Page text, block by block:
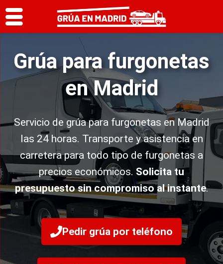
Grúa para furgonetas
en Madrid
Servicio de grúa para furgonetas en Madrid
las 24 horas. Transporte y asistencia en
carretera para todo tipo de furgonetas a
precios económicos. Solicita tu
presupuesto sin compromiso al instante.
Pedir grúa por teléfono